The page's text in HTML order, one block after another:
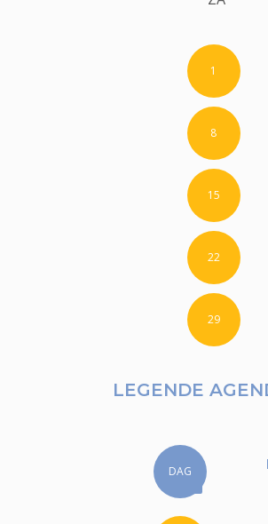
1
8
15
22
29
LEGENDE
DAG